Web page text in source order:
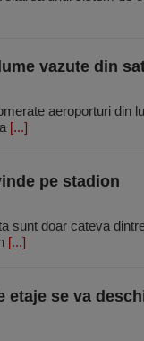
vazute din
aeroporturi din
[...]
pe stadion
sunt doar cateva
[...]
etaje se va